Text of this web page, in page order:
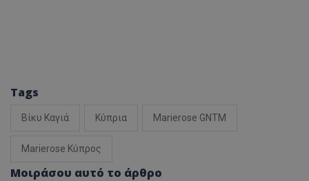
Tags
Βίκυ Καγιά Κύπρια Marierose GNTM
Marierose Κύπρος
Μοιράσου αυτό το άρθρο